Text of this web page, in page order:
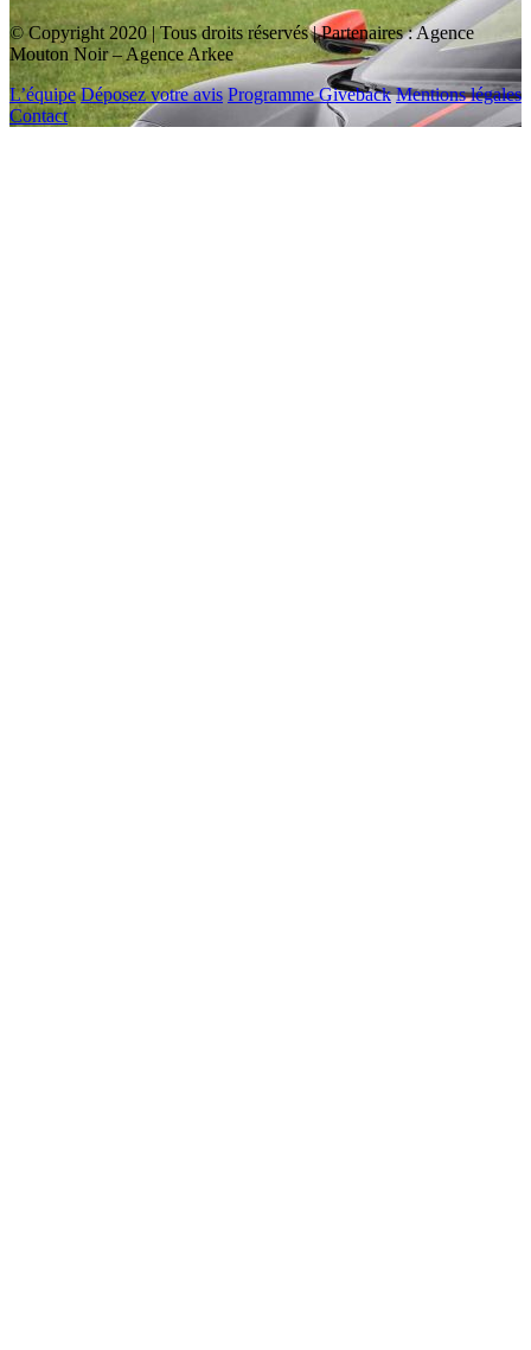
© Copyright 2020 | Tous droits réservés | Partenaires : Agence
Mouton Noir – Agence Arkee
L’équipe Déposez votre avis Programme Giveback Mentions légales
Contact